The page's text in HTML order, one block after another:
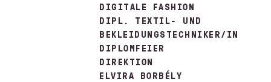
DIGITALE FASHION
DIPL. TEXTIL- UND
BEKLEIDUNGSTECHNIKER/IN
DIPLOMFEIER
DIREKTION
ELVIRA BORBÉLY